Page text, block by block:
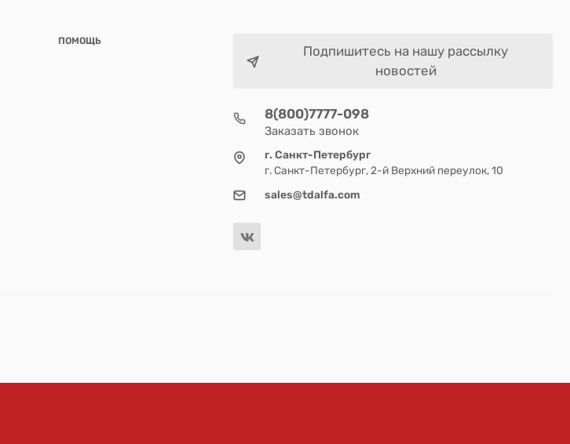
ПОМОЩЬ
Подпишитесь на нашу рассылку
новостей
8(800)7777-098
Заказать звонок
г. Санкт-Петербург
г. Санкт-Петербург, 2-й Верхний переулок, 10
sales@tdalfa.com